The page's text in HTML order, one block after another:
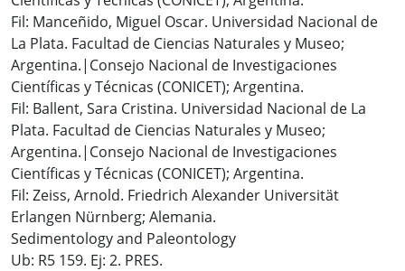
Fil: Manceñido, Miguel Oscar. Universidad Nacional de
La Plata. Facultad de Ciencias Naturales y Museo;
Argentina.|Consejo Nacional de Investigaciones
Científicas y Técnicas (CONICET); Argentina.
Fil: Ballent, Sara Cristina. Universidad Nacional de La
Plata. Facultad de Ciencias Naturales y Museo;
Argentina.|Consejo Nacional de Investigaciones
Científicas y Técnicas (CONICET); Argentina.
Fil: Zeiss, Arnold. Friedrich Alexander Universität
Erlangen Nürnberg; Alemania.
Sedimentology and Paleontology
Ub: R5 159. Ej: 2. PRES.